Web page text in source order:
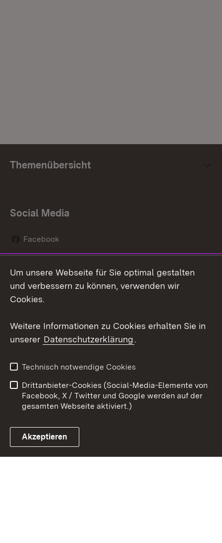
Themenübersicht
Social Media
Facebook
Social Wall
Youtube
Link zum Landesportal
Kontakt
Datenschutz
Barrierefreiheit
Impressum Cookies
Um unsere Webseite für Sie optimal gestalten
und verbessern zu können, verwenden wir
Cookies.
Weitere Informationen zu Cookies erhalten Sie in
unserer Datenschutzerklärung.
Technisch notwendige Cookies
Drittanbieter-Cookies (Social-Media-Elemente von
Facebook, X / Twitter und Google werden auf der
gesamten Webseite aktiviert.)
Akzeptieren